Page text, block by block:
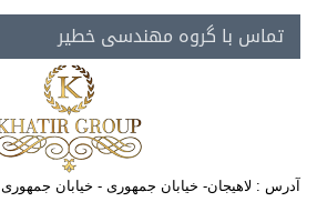
تماس با گروه مهندسی خطیر
آدرس : لاهیجان- خیابان جمهوری - خیابان جمهوری 14 - ساختمان فافا